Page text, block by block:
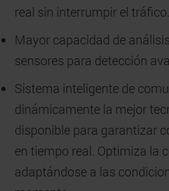
real sin interrumpir el tráfico.
Mayor capacidad de
sensores para detección
Sistema inteligente de
dinámicamente la mejor
disponible para garantizar
en tiempo real. Optimiza la
adaptándose a las